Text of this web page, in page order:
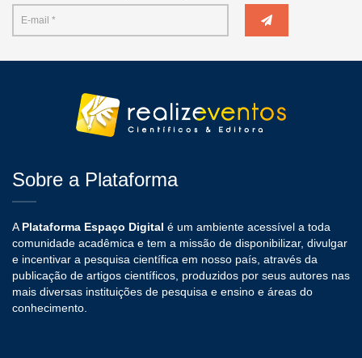
Sobre a Plataforma
A Plataforma Espaço Digital é um ambiente acessível a toda
comunidade acadêmica e tem a missão de disponibilizar, divulgar
e incentivar a pesquisa científica em nosso país, através da
publicação de artigos científicos, produzidos por seus autores nas
mais diversas instituições de pesquisa e ensino e áreas do
conhecimento.